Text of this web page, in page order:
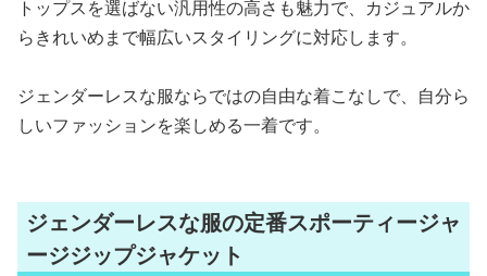
トップスを選ばない汎用性の高さも魅力で、カジュアルか
らきれいめまで幅広いスタイリングに対応します。
ジェンダーレスな服ならではの自由な着こなしで、自分ら
しいファッションを楽しめる一着です。
ジェンダーレスな服の定番スポーティージャ
ージジップジャケット